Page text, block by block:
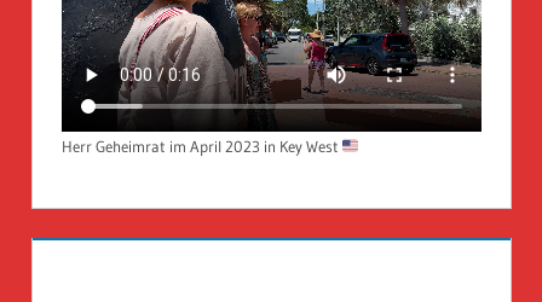
Herr Geheimrat im April 2023 in Key West